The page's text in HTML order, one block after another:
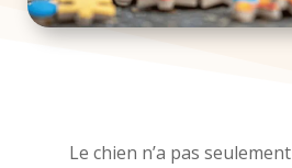
Le chien n’a pas